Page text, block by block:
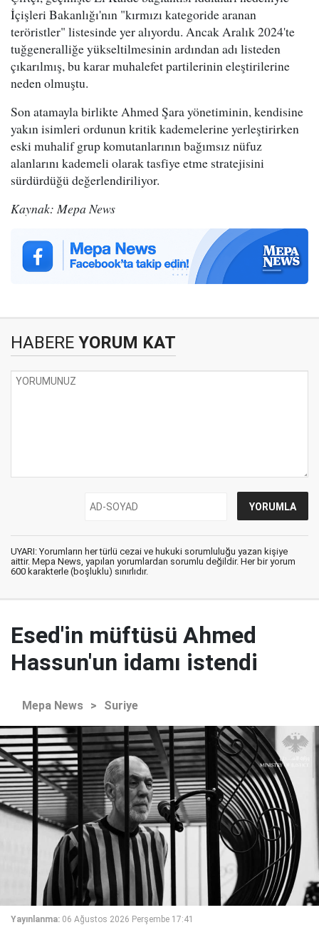
İçişleri Bakanlığı'nın "kırmızı kategoride aranan
teröristler" listesinde yer alıyordu. Ancak Aralık 2024'te
tuğgeneralliğe yükseltilmesinin ardından adı listeden
çıkarılmış, bu karar muhalefet partilerinin eleştirilerine
neden olmuştu.
Son atamayla birlikte Ahmed Şara yönetiminin, kendisine
yakın isimleri ordunun kritik kademelerine yerleştirirken
eski muhalif grup komutanlarının bağımsız nüfuz
alanlarını kademeli olarak tasfiye etme stratejisini
sürdürdüğü değerlendiriliyor.
Kaynak: Mepa News
HABERE YORUM KAT
UYARI: Yorumların her türlü cezai ve hukuki sorumluluğu yazan kişiye
aittir. Mepa News, yapılan yorumlardan sorumlu değildir. Her bir yorum
600 karakterle (boşluklu) sınırlıdır.
Esed'in müftüsü Ahmed
Hassun'un idamı istendi
Mepa News > Suriye
Yayınlanma: 06 Ağustos 2026 Perşembe 17:41